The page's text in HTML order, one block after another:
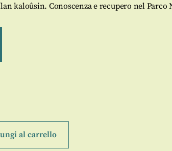
kaloûsin. Conoscenza e recupero nel Parco
al carrello